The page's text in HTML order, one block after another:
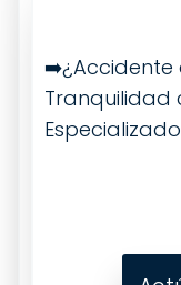
➡️¿Accidente
Tranquilidad